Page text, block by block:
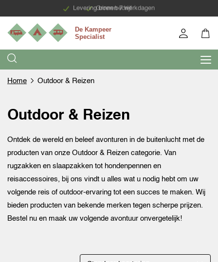
Groen bedrijf
Levering binnen 7 werkdagen
Home Outdoor & Reizen
Outdoor & Reizen
Ontdek de wereld en beleef avonturen in de buitenlucht met de
producten van onze Outdoor & Reizen categorie. Van
rugzakken en slaapzakken tot hondenpennen en
reisaccessoires, bij ons vindt u alles wat u nodig hebt om uw
volgende reis of outdoor-ervaring tot een succes te maken. Wij
bieden producten van bekende merken tegen scherpe prijzen.
Bestel nu en maak uw volgende avontuur onvergetelijk!